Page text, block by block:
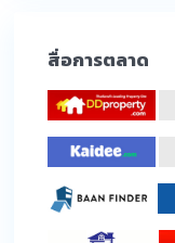
สื่อการตลาด